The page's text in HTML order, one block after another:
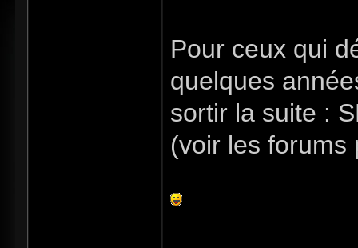
Pour ceux qui
quelques
sortir la suite :
(voir les forums